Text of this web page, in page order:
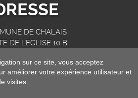
DE CHALAIS
DE L'EGLISE 10 B
sur ce site, vous acceptez
améliorer votre expérience utilisateur et
visites.